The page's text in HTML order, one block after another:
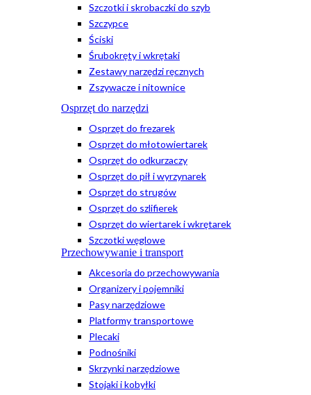
Szczotki i skrobaczki do szyb
Szczypce
Ściski
Śrubokręty i wkrętaki
Zestawy narzędzi ręcznych
Zszywacze i nitownice
Osprzęt do narzędzi
Osprzęt do frezarek
Osprzęt do młotowiertarek
Osprzęt do odkurzaczy
Osprzęt do pił i wyrzynarek
Osprzęt do strugów
Osprzęt do szlifierek
Osprzęt do wiertarek i wkrętarek
Szczotki węglowe
Przechowywanie i transport
Akcesoria do przechowywania
Organizery i pojemniki
Pasy narzędziowe
Platformy transportowe
Plecaki
Podnośniki
Skrzynki narzędziowe
Stojaki i kobyłki